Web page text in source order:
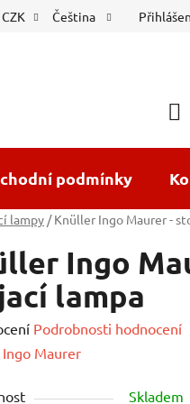
CZK Čeština
podmínky
lampy / Knüller Ingo Maurer -
Ingo
lampa
Podrobnosti hodnocení
Ingo Maurer
Skladem